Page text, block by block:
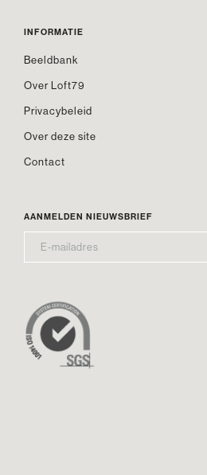
INFORMATIE
Beeldbank
Over Loft79
Privacybeleid
Over deze site
Contact
AANMELDEN NIEUWSBRIEF
MAILADRES*